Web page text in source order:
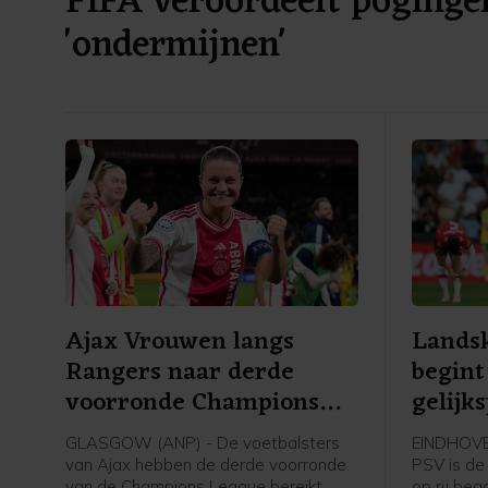
'ondermijnen'
Ajax Vrouwen langs
Rangers naar derde
voorronde Champions
League
GLASGOW (ANP) - De voetbalsters
van Ajax hebben de derde voorronde
PSV is